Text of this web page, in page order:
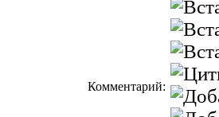
Комментарий: